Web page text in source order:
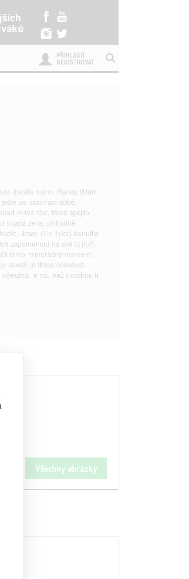
PŘIHLÁSIT
REGISTROVAT
docela rušno. Randy (Matt
po uzavírací době.
mrtvé tělo, které spojilo
mladá žena, příhodně
Jewel (Liv Tyler) donutila
zapomenout na své (žijící!)
tento mimořádný moment:
Jewel, je třeba očekávat
je víc, než ji mohou ti
Všechny obrázky